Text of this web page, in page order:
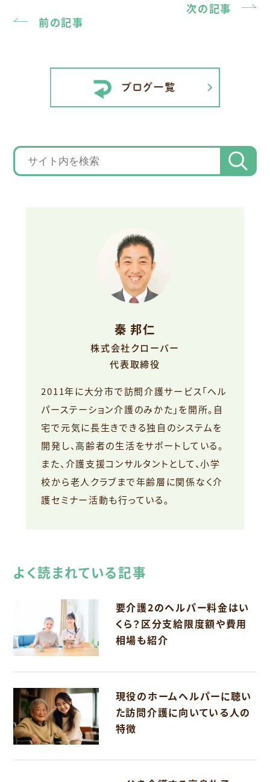
前の記事
次の記事
秦 邦仁
株式会社クローバー
代表取締役
2011年に大分市で訪問介護サービス「ヘル
パーステーション介護のみかた」を開所。自
宅で元気に長生きできる独自のシステムを
開発し、高齢者の生活をサポートしている。
また、介護支援コンサルタントとして、小学
校から老人クラブまで年齢層に関係なく介
護セミナー活動も行っている。
よく読まれている記事
要介護2のヘルパー料金はい
くら？区分支給限度額や費用
相場も紹介
現役のホームヘルパーに聴い
た訪問介護に向いている人の
特徴